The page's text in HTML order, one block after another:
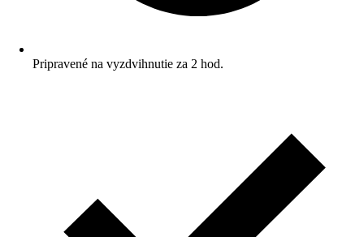
Pripravené na vyzdvihnutie za 2 hod.